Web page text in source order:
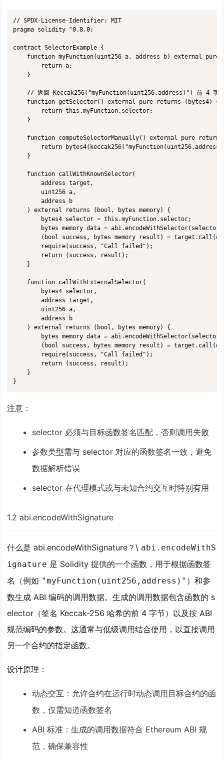
// SPDX-License-Identifier: MIT
pragma solidity ^0.8.0;
contract SelectorExample {
function myFunction(uint256 a, address b) external pure
        return a;
    }
// 返回 Keccak256("myFunction(uint256,address)") 前 4 字
    function getSelector() external pure returns (bytes4) {
        return this.myFunction.selector;
    }
function computeSelectorManually() external pure
return
    }
    function callWithKnownSelector(
        address target,
        uint256 a,
        address b
    ) external returns (bool, bytes memory) {
        bytes4 selector = this.myFunction.selector;
bytes memory data =
(bool success, bytes memory result) =
        require(success, "Call failed");
        return (success, result);
    }
    function callWithExternalSelector(
        bytes4 selector,
        address target,
        uint256 a,
        address b
    ) external returns (bool, bytes memory) {
bytes memory data =
(bool success, bytes memory result) =
        require(success, "Call failed");
        return (success, result);
    }
}
注意 ：
selector 必须与目标函数签名匹配，否则调用失败
参数类型需与 selector 对应的函数签名一致，避免
数据解析错误
selector 在代理模式或与未知合约交互时特别有用
1.2 abi.encodeWithSignature
什么是 abi.encodeWithSignature？\ abi.encodeWithS
ignature 是 Solidity 提供的一个函数，用于根据函数签
名（例如 "myFunction(uint256,address)" ）和参
数生成 ABI 编码的调用数据。生成的调用数据包含函数的 s
elector（签名 Keccak-256 哈希的前 4 字节）以及按 ABI
规范编码的参数。这通常与低级调用结合使用，以直接调用
另一个合约的指定函数。
设计原理 ：
动态交互 ：允许合约在运行时动态调用目标合约的函
数，仅需知道函数签名
ABI 标准 ：生成的调用数据符合 Ethereum ABI 规
范，确保兼容性